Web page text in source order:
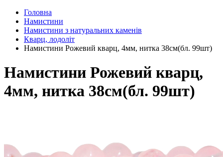
Головна
Намистини
Намистини з натуральних каменів
Кварц, лодоліт
Намистини Рожевий кварц, 4мм, нитка 38см(бл. 99шт)
Намистини Рожевий кварц,
4мм, нитка 38см(бл. 99шт)